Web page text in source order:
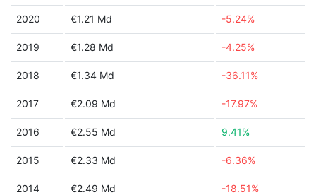
2020 €1.21 Md -5.24%
2019 €1.28 Md -4.25%
2018 €1.34 Md -36.11%
2017 €2.09 Md -17.97%
2016 €2.55 Md 9.41%
2015 €2.33 Md -6.36%
2014 €2.49 Md -18.51%